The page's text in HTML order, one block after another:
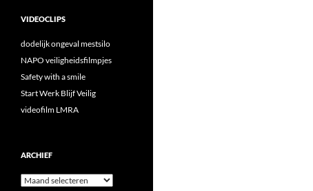
VIDEOCLIPS
dodelijk ongeval mestsilo
NAPO veiligheidsfilmpjes
Safety with a smile
Start Werk Blijf Veilig
videofilm LMRA
ARCHIEF
Archief